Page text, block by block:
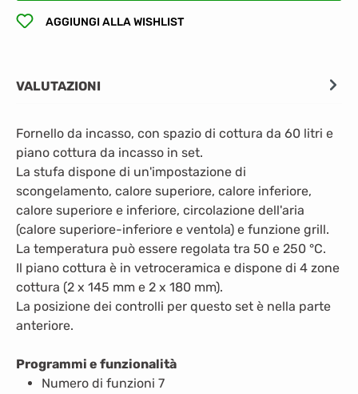
AGGIUNGI ALLA WISHLIST
VALUTAZIONI
Fornello da incasso, con spazio di cottura da 60 litri e
piano cottura da incasso in set.
La stufa dispone di un'impostazione di
scongelamento, calore superiore, calore inferiore,
calore superiore e inferiore, circolazione dell'aria
(calore superiore-inferiore e ventola) e funzione grill.
La temperatura può essere regolata tra 50 e 250 °C.
Il piano cottura è in vetroceramica e dispone di 4 zone
cottura (2 x 145 mm e 2 x 180 mm).
La posizione dei controlli per questo set è nella parte
anteriore.
Programmi e funzionalità
Numero di funzioni 7